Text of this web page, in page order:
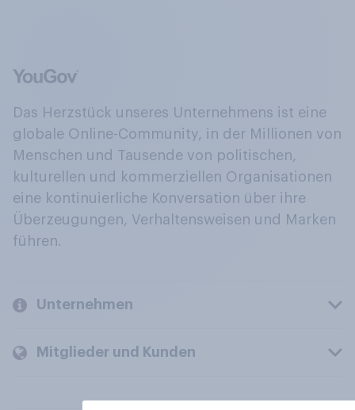
Das Herzstück unseres Unternehmens ist eine
globale Online-Community, in der Millionen von
Menschen und Tausende von politischen,
kulturellen und kommerziellen Organisationen
eine kontinuierliche Konversation über ihre
Überzeugungen, Verhaltensweisen und Marken
führen.
Unternehmen
Mitglieder und Kunden